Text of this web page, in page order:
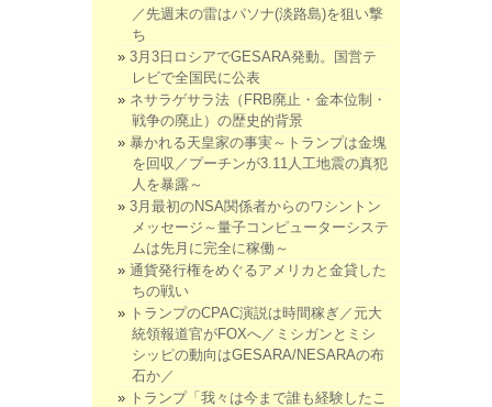
／先週末の雷はパソナ(淡路島)を狙い撃
ち
3月3日ロシアでGESARA発動。国営テ
レビで全国民に公表
ネサラゲサラ法（FRB廃止・金本位制・
戦争の廃止）の歴史的背景
暴かれる天皇家の事実～トランプは金塊
を回収／プーチンが3.11人工地震の真犯
人を暴露～
3月最初のNSA関係者からのワシントン
メッセージ～量子コンピューターシステ
ムは先月に完全に稼働～
通貨発行権をめぐるアメリカと金貸した
ちの戦い
トランプのCPAC演説は時間稼ぎ／元大
統領報道官がFOXへ／ミシガンとミシ
シッピの動向はGESARA/NESARAの布
石か／
トランプ「我々は今まで誰も経験したこ